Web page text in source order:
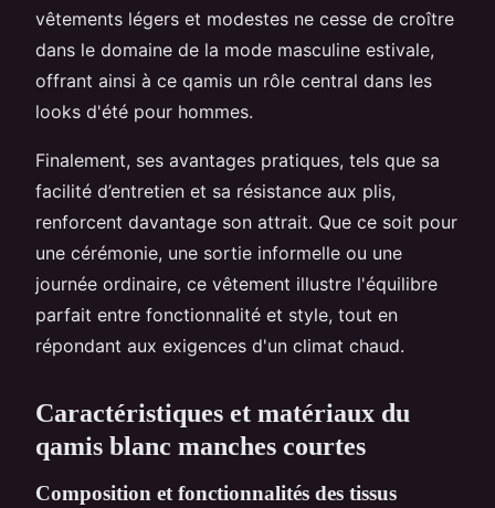
vêtements légers et modestes ne cesse de croître
dans le domaine de la mode masculine estivale,
offrant ainsi à ce qamis un rôle central dans les
looks d'été pour hommes.
Finalement, ses avantages pratiques, tels que sa
facilité d’entretien et sa résistance aux plis,
renforcent davantage son attrait. Que ce soit pour
une cérémonie, une sortie informelle ou une
journée ordinaire, ce vêtement illustre l'équilibre
parfait entre fonctionnalité et style, tout en
répondant aux exigences d'un climat chaud.
Caractéristiques et matériaux du
qamis blanc manches courtes
Composition et fonctionnalités des tissus